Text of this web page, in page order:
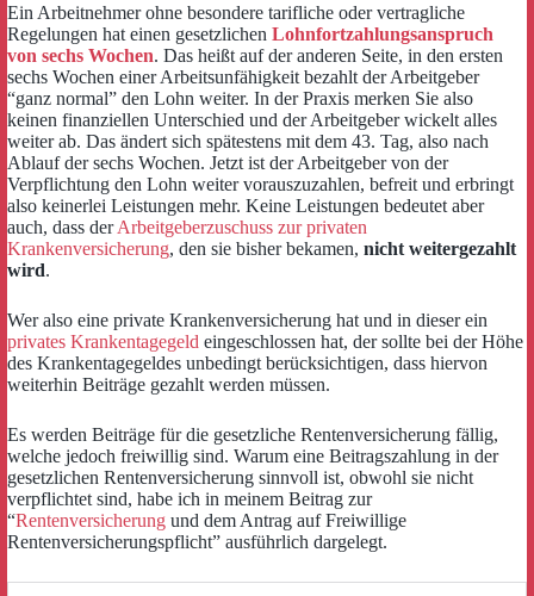
Ein Arbeitnehmer ohne besondere tarifliche oder vertragliche
Regelungen hat einen gesetzlichen Lohnfortzahlungsanspruch
von sechs Wochen. Das heißt auf der anderen Seite, in den ersten
sechs Wochen einer Arbeitsunfähigkeit bezahlt der Arbeitgeber
“ganz normal” den Lohn weiter. In der Praxis merken Sie also
keinen finanziellen Unterschied und der Arbeitgeber wickelt alles
weiter ab. Das ändert sich spätestens mit dem 43. Tag, also nach
Ablauf der sechs Wochen. Jetzt ist der Arbeitgeber von der
Verpflichtung den Lohn weiter vorauszuzahlen, befreit und erbringt
also keinerlei Leistungen mehr. Keine Leistungen bedeutet aber
auch, dass derArbeitgeberzuschuss zur privaten
Krankenversicherung, den sie bisher bekamen, nicht weitergezahlt
wird.
Wer also eine private Krankenversicherung hat und in dieser ein
privates Krankentagegeld eingeschlossen hat, der sollte bei der Höhe
des Krankentagegeldes unbedingt berücksichtigen, dass hiervon
weiterhin Beiträge gezahlt werden müssen.
Es werden Beiträge für die gesetzliche Rentenversicherung fällig,
welche jedoch freiwillig sind. Warum eine Beitragszahlung in der
gesetzlichen Rentenversicherung sinnvoll ist, obwohl sie nicht
verpflichtet sind, habe ich in meinem Beitrag zur
“Rentenversicherung und dem Antrag auf Freiwillige
Rentenversicherungspflicht” ausführlich dargelegt.